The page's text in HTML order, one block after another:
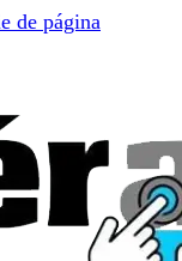
de página